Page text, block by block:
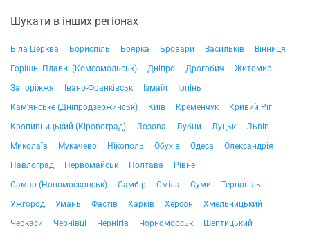
Шукати в інших регіонах
Біла Церква Бориспіль Боярка Бровари Васильків
Вінниця
Горішні Плавні (Комсомольськ)
Дніпро Дрогобич
Житомир
Запоріжжя
Івано-Франківськ Ізмаїл
Ірпінь
Кам'янське (Дніпродзержинськ)
Київ Кременчук
Кривий Ріг
Кропивницький (Кіровоград)
Лозова Лубни Луцьк
Львів
Миколаїв
Мукачево Нікополь Обухів Одеса
Олександрія
Павлоград
Первомайськ Полтава
Рівне
Самар (Новомосковськ)
Самбір Сміла Суми
Тернопіль
Ужгород
Умань Фастів Харків Херсон
Хмельницький
Черкаси
Чернівці Чернігів Чорноморськ Шептицький